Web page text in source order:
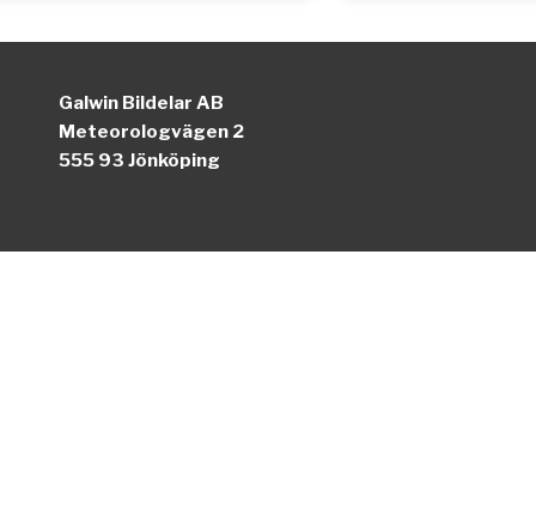
Galwin Bildelar AB
Meteorologvägen 2
555 93 Jönköping